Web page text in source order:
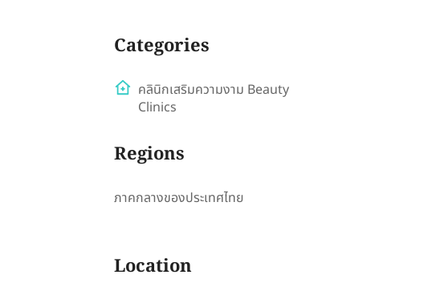
Categories
คลินิกเสริมความงาม Beauty
Clinics
Regions
ภาคกลางของประเทศไทย
Location